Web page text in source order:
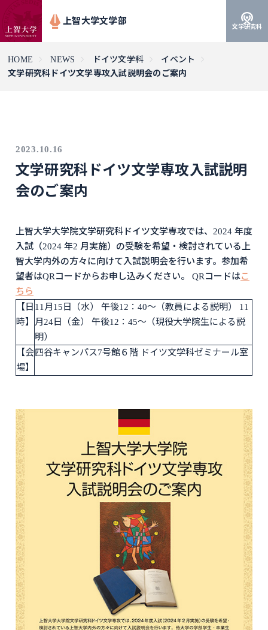
上智大学文学部
文学研究科
HOME NEWS ドイツ文学科
イベント
文学研究科ドイツ文学専攻入試説明会のご案内
2023.10.16
文学研究科ドイツ文学専攻入試説明
会のご案内
上智大学大学院文学研究科ドイツ文学専攻では、2024 年度
入試（2024 年2 月実施）の受験を希望・検討されている上
智大学内外の方々に向けて入試説明会を行います。参加希
望者はQRコードからお申し込みください。 QRコードはこ
ちら
【日
時】
11月15日（水） 午後12：40～（教員による説明） 11
月24日（金） 午後12：45～（現役大学院生による説
明）
【会
場】
四谷キャンパス7号館６階 ドイツ文学科ゼミナール室